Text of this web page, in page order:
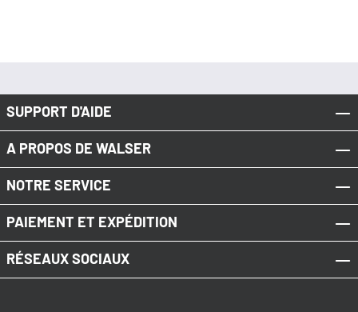
SUPPORT D'AIDE
A PROPOS DE WALSER
NOTRE SERVICE
PAIEMENT ET EXPÉDITION
RÉSEAUX SOCIAUX